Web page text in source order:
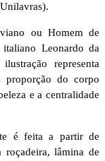
ou Homem de
Leonardo da
representa
proporção do corpo
e a centralidade
é feita a partir de
roçadeira, lâmina de